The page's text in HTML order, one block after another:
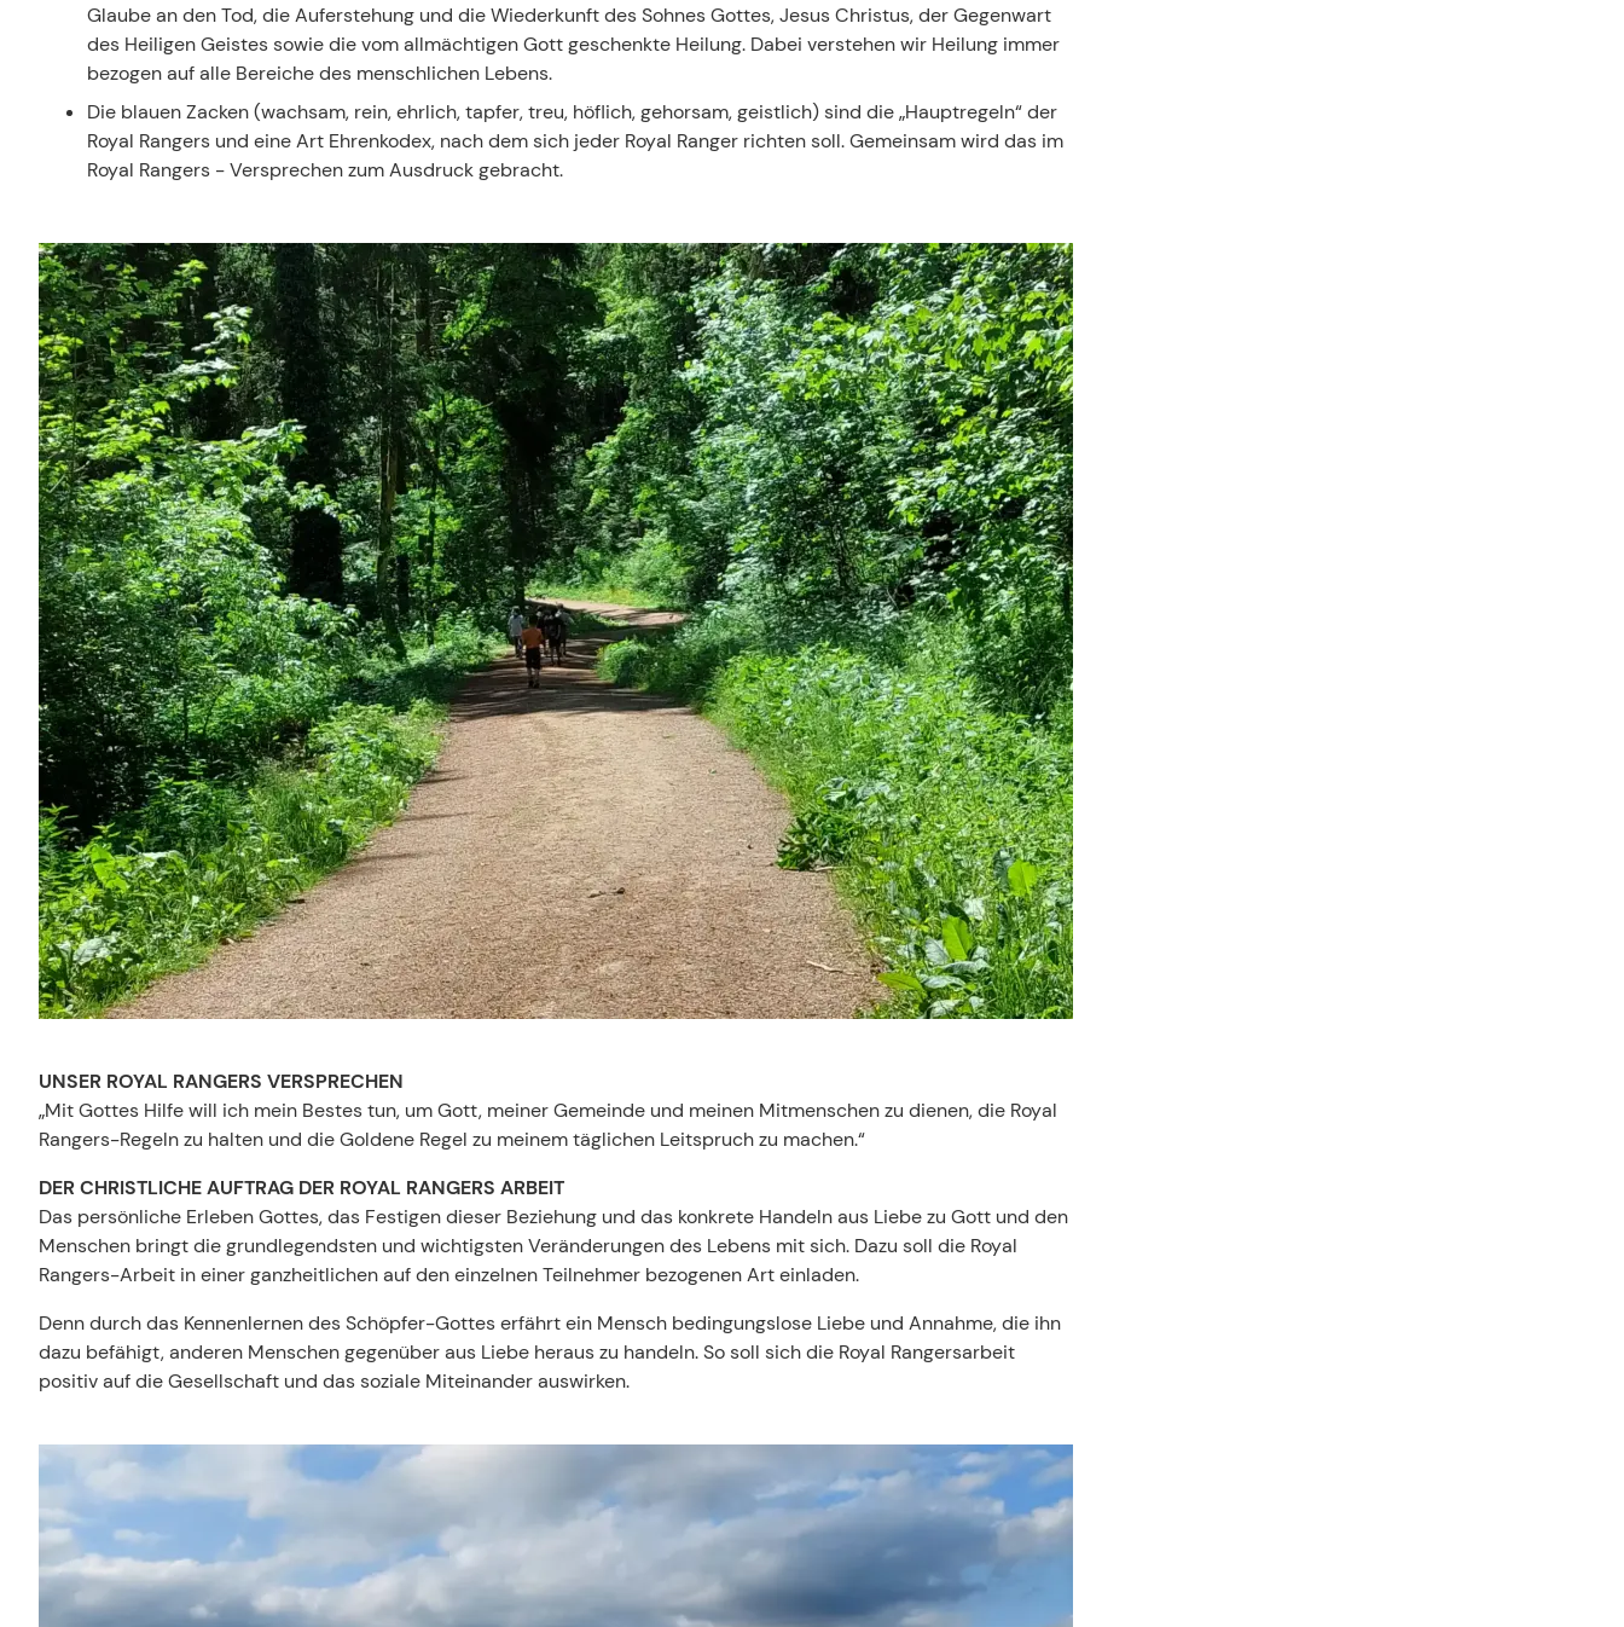
Glaube an den Tod, die Auferstehung und die Wiederkunft des Sohnes Gottes, Jesus Christus, der Gegenwart
des Heiligen Geistes sowie die vom allmächtigen Gott geschenkte Heilung. Dabei verstehen wir Heilung immer
bezogen auf alle Bereiche des menschlichen Lebens.
Die blauen Zacken (wachsam, rein, ehrlich, tapfer, treu, höflich, gehorsam, geistlich) sind die „Hauptregeln“ der
Royal Rangers und eine Art Ehrenkodex, nach dem sich jeder Royal Ranger richten soll. Gemeinsam wird das im
Royal Rangers - Versprechen zum Ausdruck gebracht.
UNSER ROYAL RANGERS VERSPRECHEN
„Mit Gottes Hilfe will ich mein Bestes tun, um Gott, meiner Gemeinde und meinen Mitmenschen zu dienen, die Royal
Rangers-Regeln zu halten und die Goldene Regel zu meinem täglichen Leitspruch zu machen.“
DER CHRISTLICHE AUFTRAG DER ROYAL RANGERS ARBEIT
Das persönliche Erleben Gottes, das Festigen dieser Beziehung und das konkrete Handeln aus Liebe zu Gott und den
Menschen bringt die grundlegendsten und wichtigsten Veränderungen des Lebens mit sich. Dazu soll die Royal
Rangers-Arbeit in einer ganzheitlichen auf den einzelnen Teilnehmer bezogenen Art einladen.
Denn durch das Kennenlernen des Schöpfer-Gottes erfährt ein Mensch bedingungslose Liebe und Annahme, die ihn
dazu befähigt, anderen Menschen gegenüber aus Liebe heraus zu handeln. So soll sich die Royal Rangersarbeit
positiv auf die Gesellschaft und das soziale Miteinander auswirken.